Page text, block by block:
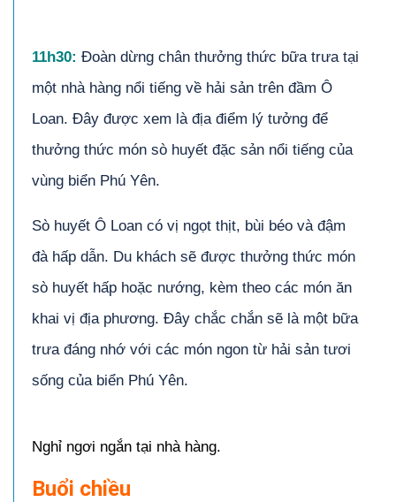
11h30: Đoàn dừng chân thưởng thức bữa trưa tại
một nhà hàng nổi tiếng về hải sản trên đầm Ô
Loan. Đây được xem là địa điểm lý tưởng để
thưởng thức món sò huyết đặc sản nổi tiếng của
vùng biển Phú Yên.
Sò huyết Ô Loan có vị ngọt thịt, bùi béo và đậm
đà hấp dẫn. Du khách sẽ được thưởng thức món
sò huyết hấp hoặc nướng, kèm theo các món ăn
khai vị địa phương. Đây chắc chắn sẽ là một bữa
trưa đáng nhớ với các món ngon từ hải sản tươi
sống của biển Phú Yên.
Nghỉ ngơi ngắn tại nhà hàng.
Buổi chiều